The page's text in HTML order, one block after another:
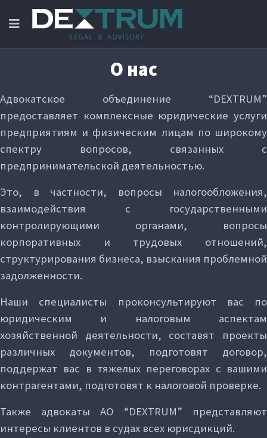
О нас
Адвокатское объединение “DEXTRUM”
предоставляет комплексные юридические услуги
предприятиям и физическим лицам по широкому
спектру вопросов, связанных с
предпринимательской деятельностью.
Это, в частности, вопросы налогообложения,
взаимодействия с государственными
контролирующими органами, вопросы
корпоративных и трудовых отношений,
структурирования бизнеса, взыскания проблемной
задолженности.
Наши специалисты проконсультируют вас по
юридическим и налоговым аспектам
хозяйственной деятельности, составят проекты
различных документов, подготовят договор,
поддержат вас в тяжелых переговорах с вашими
контрагентами, подготовят к налоговой проверке.
Также адвокаты АО “DEXTRUM” представляют
интересы клиентов в судах всех юрисдикций.